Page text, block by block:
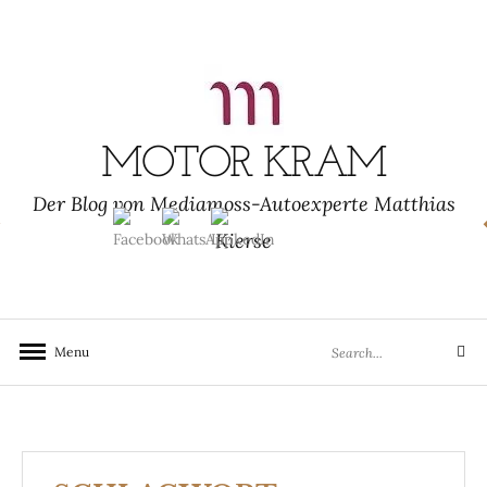
MOTOR KRAM
Der Blog von Mediamoss-Autoexperte Matthias
Kierse
Menu
for:
Search